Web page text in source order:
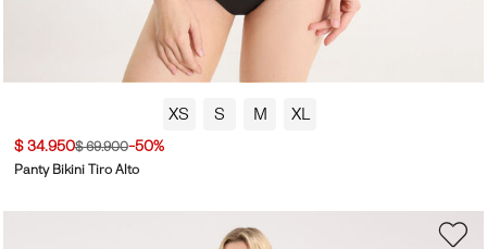
XS S M XL
$ 34.950$ 69.900-50%
Panty Bikini Tiro Alto